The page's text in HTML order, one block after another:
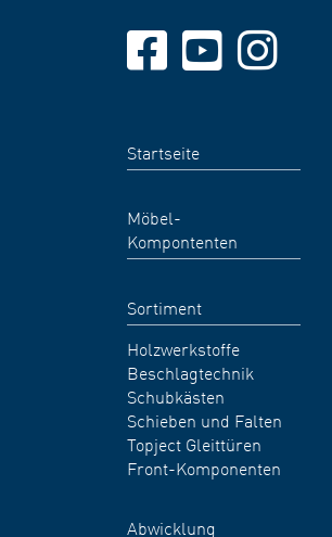
Startseite
Möbel-
Kompontenten
Sortiment
Holzwerkstoffe
Beschlagtechnik
Schubkästen
Schieben und Falten
Topject Gleittüren
Front-Komponenten
Abwicklung